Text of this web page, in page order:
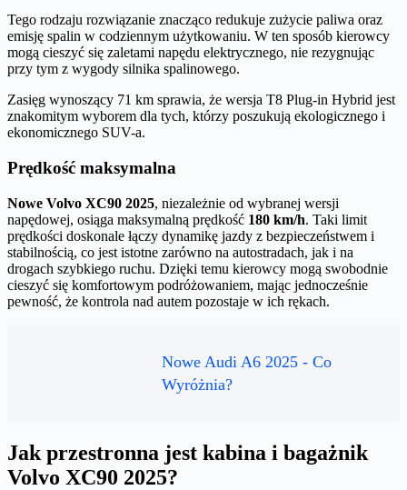
Tego rodzaju rozwiązanie znacząco redukuje zużycie paliwa oraz
emisję spalin w codziennym użytkowaniu. W ten sposób kierowcy
mogą cieszyć się zaletami napędu elektrycznego, nie rezygnując
przy tym z wygody silnika spalinowego.
Zasięg wynoszący 71 km sprawia, że wersja T8 Plug-in Hybrid jest
znakomitym wyborem dla tych, którzy poszukują ekologicznego i
ekonomicznego SUV-a.
Prędkość maksymalna
Nowe Volvo XC90 2025, niezależnie od wybranej wersji
napędowej, osiąga maksymalną prędkość 180 km/h. Taki limit
prędkości doskonale łączy dynamikę jazdy z bezpieczeństwem i
stabilnością, co jest istotne zarówno na autostradach, jak i na
drogach szybkiego ruchu. Dzięki temu kierowcy mogą swobodnie
cieszyć się komfortowym podróżowaniem, mając jednocześnie
pewność, że kontrola nad autem pozostaje w ich rękach.
Nowe Audi A6 2025 - Co
Wyróżnia?
Jak przestronna jest kabina i bagażnik
Volvo XC90 2025?